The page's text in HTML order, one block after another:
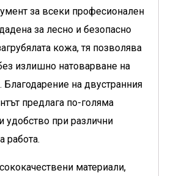
за всеки професионален
за лесно и безопасно
кожа, тя позволява
излишно натоварване на
Благодарение на двустранния
предлага по-голяма
удобство при различни
работа.
материали,